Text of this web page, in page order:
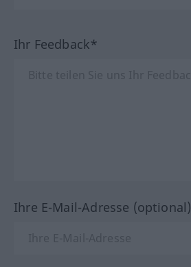
Ihr Feedback*
Ihre E-Mail-Adresse (optional)